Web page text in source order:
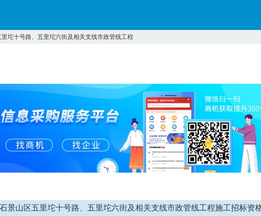
坨十号路、五里坨六街及相关支线市政管线工程
景山区五里坨十号路、五里坨六街及相关支线市政管线工程施工招标资